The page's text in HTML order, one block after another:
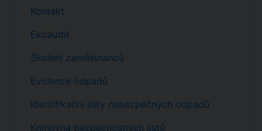
Kontakt
Ekoaudit
Školení zaměstnanců
Evidence odpadů
Identifikační listy nebezpečných odpadů
Knihovna bezpečnostních listů